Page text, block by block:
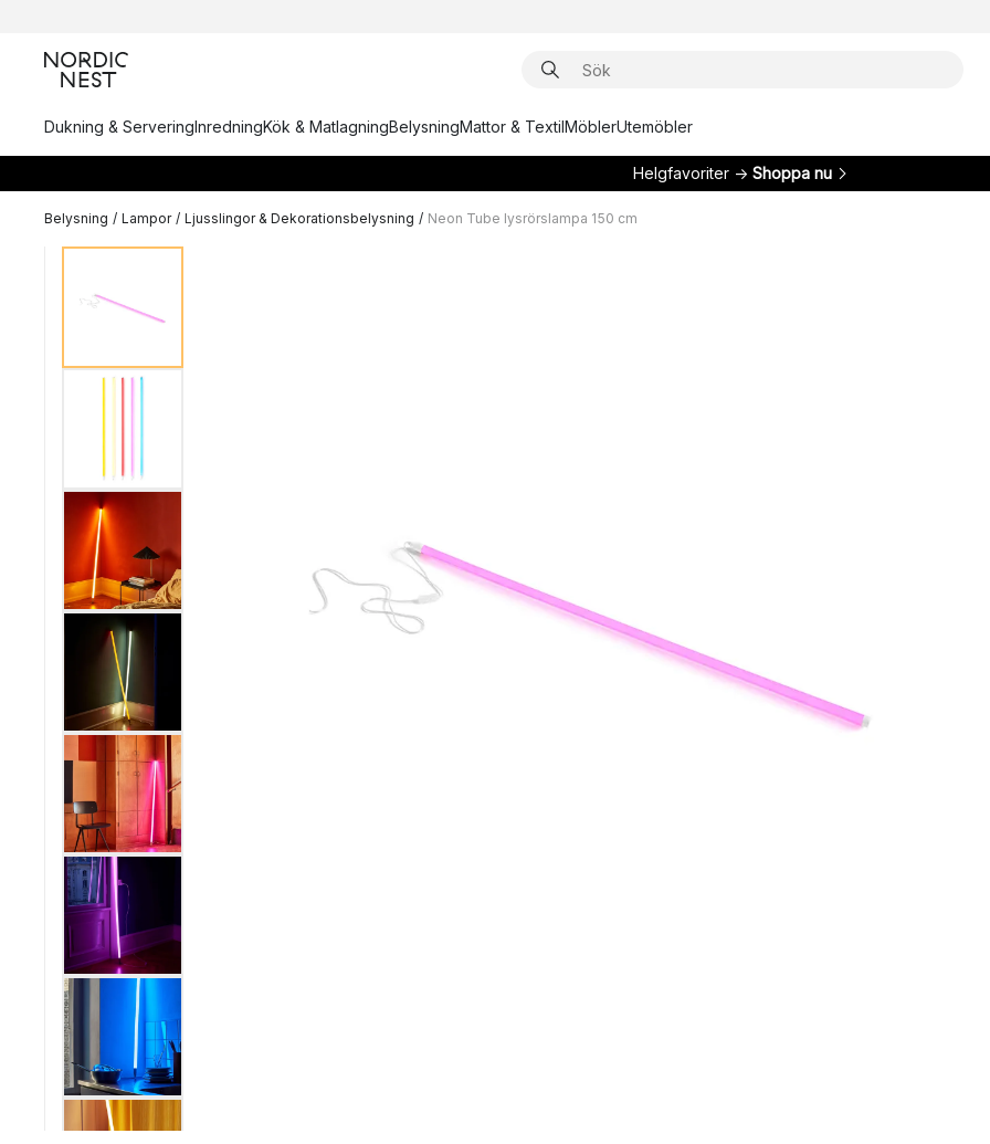
Dukning & ServeringInredningKök & MatlagningBelysningMattor & TextilMöblerUtemöbler
Helgfavoriter → Shoppa nu
Belysning / Lampor / Ljusslingor & Dekorationsbelysning / Neon Tube lysrörslampa 150 cm